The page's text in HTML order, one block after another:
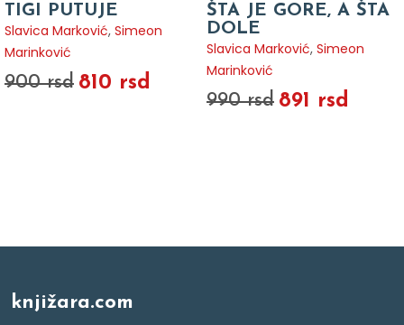
TIGI PUTUJE
Slavica Marković, Simeon
Marinković
900 rsd 810 rsd
ŠTA JE GORE, A ŠTA
DOLE
Slavica Marković, Simeon
Marinković
990 rsd 891 rsd
knjižara.com